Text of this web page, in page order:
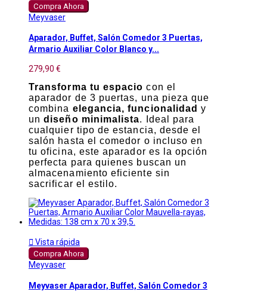
Compra Ahora
Meyvaser
Aparador, Buffet, Salón Comedor 3 Puertas,
Armario Auxiliar Color Blanco y...
279,90 €
Transforma tu espacio con el
aparador de 3 puertas, una pieza que
combina elegancia, funcionalidad y
undiseño minimalista. Ideal para
cualquier tipo de estancia, desde el
salón hasta el comedor o incluso en
tu oficina, este aparador es la opción
perfecta para quienes buscan un
almacenamiento eficiente sin
sacrificar el estilo.
 Vista rápida
Compra Ahora
Meyvaser
Meyvaser Aparador, Buffet, Salón Comedor 3